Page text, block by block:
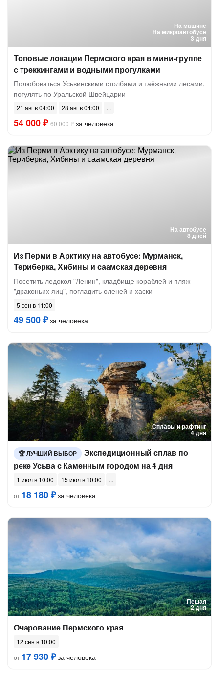
На машине
На микроавтобусе
3 дня
Топовые локации Пермского края в мини-группе
с треккингами и водными прогулками
Полюбоваться Усьвинскими столбами и таёжными лесами,
погулять по Уральской Швейцарии
21 авг в 04:00 28 авг в 04:00
54 000 ₽ 60 000 ₽ за человека
На автобусе
8 дней
Из Перми в Арктику на автобусе: Мурманск,
Териберка, Хибины и саамская деревня
Посетить ледокол "Ленин", кладбище кораблей и пляж
"драконьих яиц", погладить оленей и хаски
5 сен в 11:00
49 500 ₽за человека
Сплавы и рафтинг
4 дня
ЛУЧШИЙ ВЫБОР
Экспедиционный сплав по
реке Усьва с Каменным городом на 4 дня
1 июл в 10:00
15 июл в 10:00
от 18 180 ₽за человека
Пешая
2 дня
Очарование Пермского края
12 сен в 10:00
от 17 930 ₽за человека